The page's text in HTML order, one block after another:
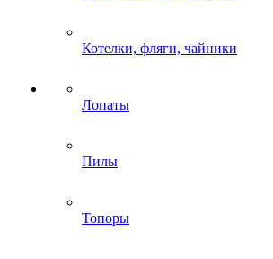
Котелки, фляги, чайники
Лопаты
Пилы
Топоры